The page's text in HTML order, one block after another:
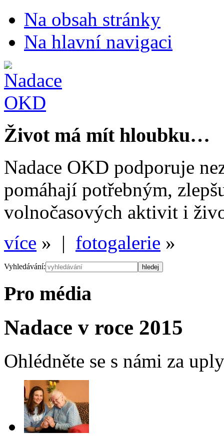
Na obsah stránky
Na hlavní navigaci
Život má mít hloubku…
Nadace OKD podporuje
pomáhají potřebným,
volnočasových aktivit i
více » | fotogalerie »
Vyhledávání:
Pro média
Nadace v roce 2015
Ohlédněte se s námi za